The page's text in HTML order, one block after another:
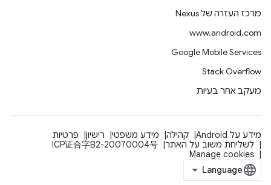
מרכז העזרה של Nexus
www.android.com
Google Mobile Services
Stack Overflow
מעקב אחר בעיות
מידע על Android קהילה מידע משפטי רישיון
פרטיות
לשליחת משוב על האתר
ICP证合字B2-20070004号
Manage cookies